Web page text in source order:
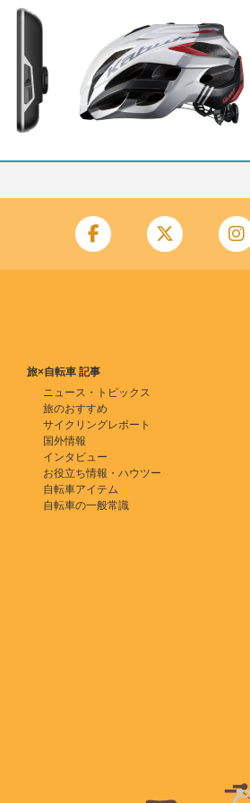
旅×自転車 記事
ニュース・トピックス
旅のおすすめ
サイクリングレポート
国外情報
インタビュー
お役立ち情報・ハウツー
自転車アイテム
自転車の一般常識